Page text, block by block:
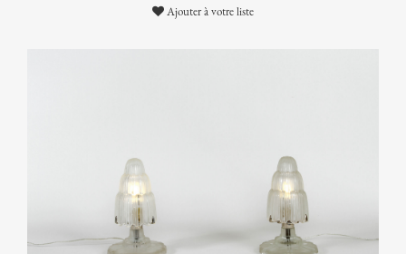
Ajouter à votre liste